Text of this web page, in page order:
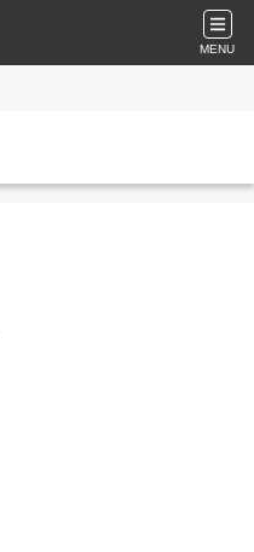
MENU